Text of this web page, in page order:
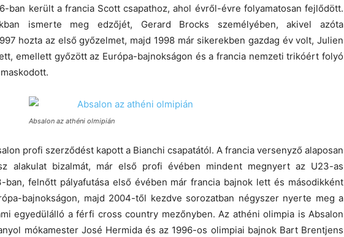
ban került a francia Scott csapathoz, ahol évről-évre folyamatosan fejlődött.
ismerte meg edzőjét, Gerard Brocks személyében, akivel azóta
hozta az első győzelmet, majd 1998 már sikerekben gazdag év volt, Julien
emellett győzött az Európa-bajnokságon és a francia nemzeti trikóért folyó
Absalon az athéni olmipián
profi szerződést kapott a Bianchi csapatától. A francia versenyző alaposan
alakulat bizalmát, már első profi évében mindent megnyert az U23-as
ban, felnőtt pályafutása első évében már francia bajnok lett és másodikként
bajnokságon, majd 2004-től kezdve sorozatban négyszer nyerte meg a
egyedülálló a férfi cross country mezőnyben. Az athéni olimpia is Absalon
mókamester José Hermida és az 1996-os olimpiai bajnok Bart Brentjens